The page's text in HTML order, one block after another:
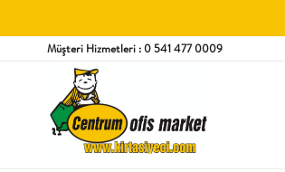
Müşteri Hizmetleri : 0 541 477 0009